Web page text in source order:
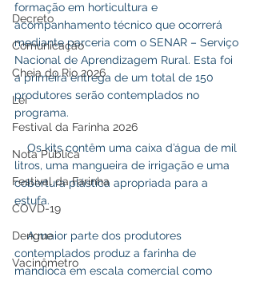
Decreto
Comunicação
Cheia do Rio 2026
Lei
Festival da Farinha 2026
Nota Pública
Festival da Farinha
COVD-19
Dengue
Vacinômetro
formação em horticultura e
acompanhamento técnico que ocorrerá
mediante parceria com o SENAR – Serviço
Nacional de Aprendizagem Rural. Esta foi
a primeira entrega de um total de 150
produtores serão contemplados no
programa.
    Os kits contêm uma caixa d’água de mil
litros, uma mangueira de irrigação e uma
cobertura plástica apropriada para a
estufa.
    A maior parte dos produtores
contemplados produz a farinha de
mandioca em escala comercial como